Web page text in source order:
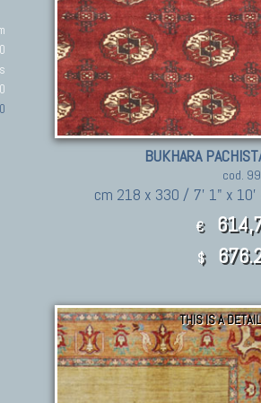
BUKHARA
cod.
cm 218 x 330 / 7' 1" x 10'
€
$
THIS IS A DETAIL